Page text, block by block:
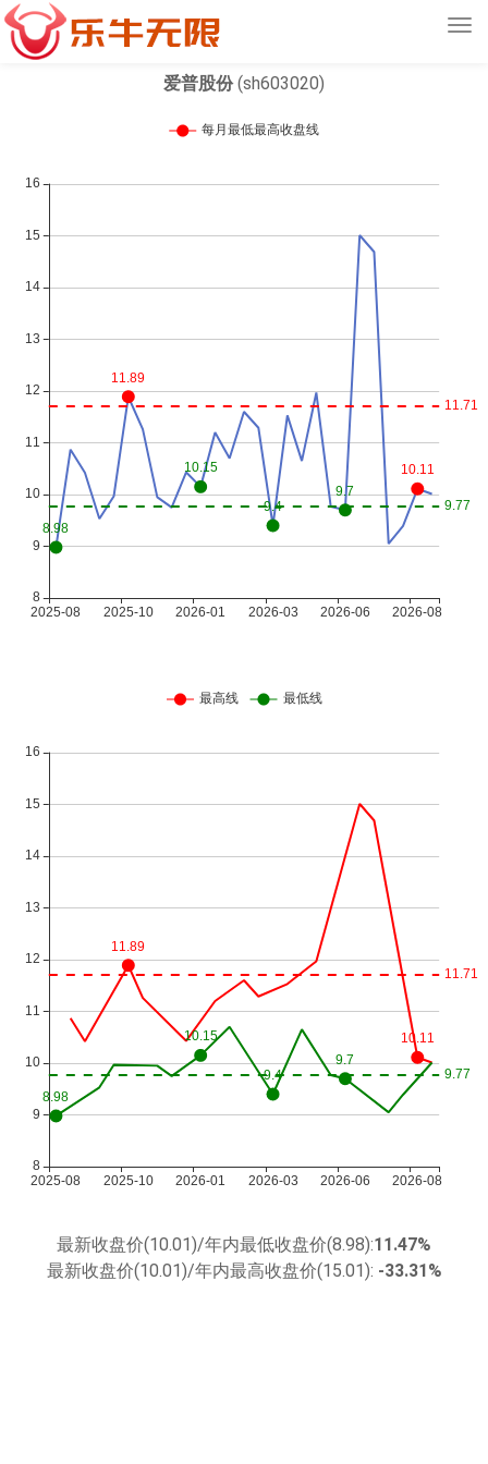
爱普股份(sh603020)
最新收盘价(10.01)/年内最低收盘价(8.98):11.47%
最新收盘价(10.01)/年内最高收盘价(15.01): -33.31%